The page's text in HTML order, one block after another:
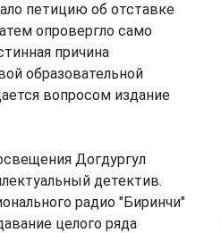
петицию об отставке
опровергло само
причина
образовательной
вопросом издание
Догдургул
детектив.
радио "Биринчи"
целого ряда